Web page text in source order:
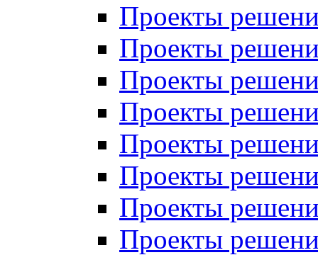
Проекты
Проекты
Проекты
Проекты
Проекты
Проекты
Проекты
Проекты